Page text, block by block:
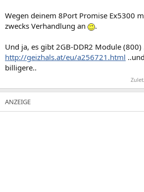
Wegen deinem 8Port Promise Ex5300
zwecks Verhandlung an
.
Und ja, es gibt 2GB-DDR2 Module (800)
http://geizhals.at/eu/a256721.html
billigere..